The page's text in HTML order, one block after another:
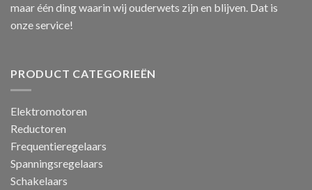
maar één ding waarin wij ouderwets zijn en blijven. Dat is
onze service!
PRODUCT CATEGORIEËN
Elektromotoren
Reductoren
Frequentieregelaars
Spanningsregelaars
Schakelaars